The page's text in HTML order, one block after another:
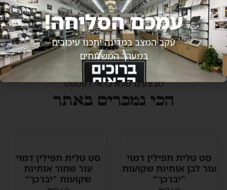
הוספה לסל קנה עכשיו
מבצעים שלא כדאי לפספס
הכי נמכרים באתר
סט טלית תפילין דמוי
עור לבן אותיות שקועות
"יברכך"
סט טלית תפילין דמוי
עור שחור אותיות
שקועות "יברכך"
עמכם הסליחה!
עקב המצב במדינה יתכנו עיכובים
במערך המשלוחים